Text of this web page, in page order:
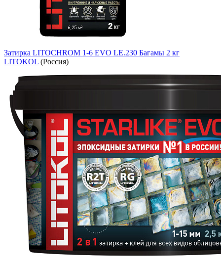
Затирка LITOCHROM 1-6 EVO LE.230 Багамы 2 кг
LITOKOL (Россия)